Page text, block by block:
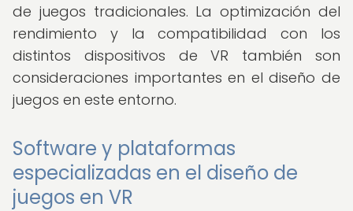
de juegos tradicionales. La optimización del
rendimiento y la compatibilidad con los
distintos dispositivos de VR también son
consideraciones importantes en el diseño de
juegos en este entorno.
Software y plataformas
especializadas en el diseño de
juegos en VR